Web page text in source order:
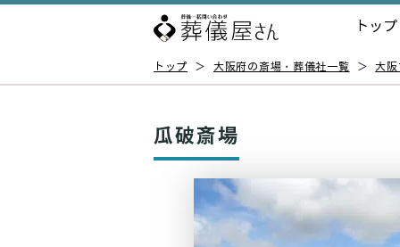
トップ
トップ ＞ 大阪府の斎場・葬儀社一覧 ＞ 大
瓜破斎場